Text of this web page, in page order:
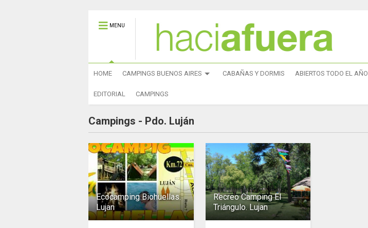
MENU
HOME CAMPINGS BUENOS AIRES CABAÑAS Y DORMIS ABIERTOS TODO EL AÑO
EDITORIAL CAMPINGS
Campings - Pdo. Luján
Ecocamping Biohuellas.
Lujan
Recreo Camping El
Triángulo. Lujan